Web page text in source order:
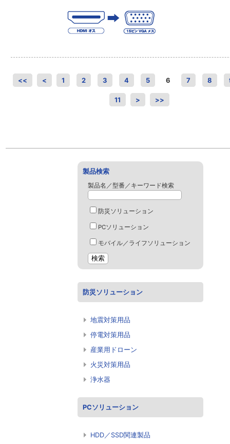
<< < 1 2 3 4 5 6 7 8
11 > >>
製品検索
製品名／型番／キーワード検索
防災ソリューション
PCソリューション
モバイル／ライフソリューション
防災ソリューション
地震対策用品
停電対策用品
産業用ドローン
火災対策用品
浄水器
PCソリューション
HDD／SSD関連製品